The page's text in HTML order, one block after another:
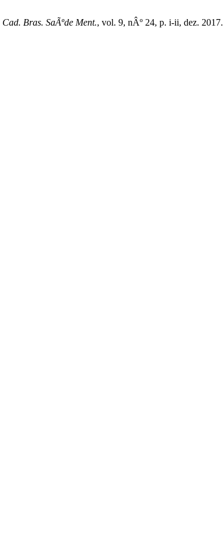
Cad. Bras. SaÃºde Ment., vol. 9, nÂº 24, p. i-ii, dez. 2017.